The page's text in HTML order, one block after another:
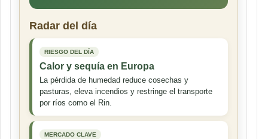
Radar del día
RIESGO DEL DÍA
Calor y sequía en Europa
La pérdida de humedad reduce cosechas y
pasturas, eleva incendios y restringe el transporte
por ríos como el Rin.
MERCADO CLAVE